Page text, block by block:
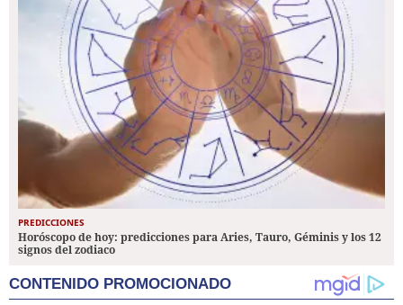
PREDICCIONES
Horóscopo de hoy: predicciones para Aries, Tauro, Géminis y los 12
signos del zodiaco
CONTENIDO PROMOCIONADO